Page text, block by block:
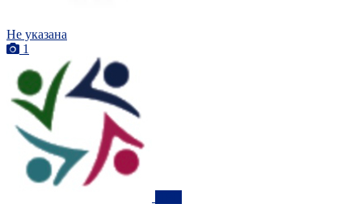
Не указана
1